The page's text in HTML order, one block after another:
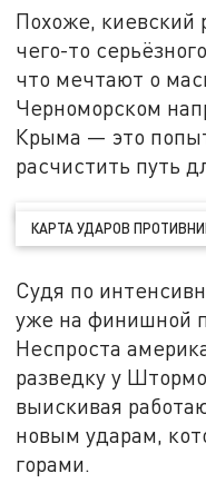
Похоже, киевский
чего-то
что мечтают о
Черноморском
Крыма — это
расчистить путь
КАРТА УДАРОВ
Судя по
уже на финишной
Неспроста
разведку у
выискивая
новым ударам,
горами.